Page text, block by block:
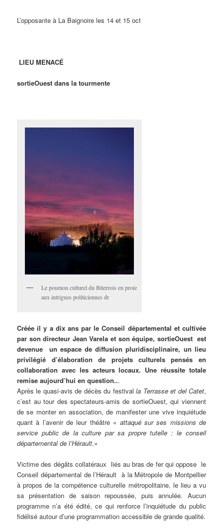
L’opposante à La Baignoire les 14 et 15 oct
LIEU MENACÉ
sortieOuest dans la tourmente
Le poumon culturel du Biterrois en proie
aux intrigues politiciennes dr
Créée il y a dix ans par le Conseil départemental et cultivée
par son directeur Jean Varela et son équipe, sortieOuest est
devenue un espace de diffusion pluridisciplinaire, un lieu
privilégié d’élaboration de projets culturels pensés en
collaboration avec les acteurs locaux. Une réussite totale
remise aujourd’hui en question...
Après le quasi-avis de décès du festivalla Terrasse et del Catet,
c’est au tour des spectateurs-amis de sortieOuest, qui viennent
de se monter en association, de manifester une vive inquiétude
quant à l’avenir de leur théâtre « attaqué sur ses missions de
service public de la culture par sa propre tutelle : le conseil
départemental de l’Hérault.»
Victime des dégâts collatéraux liés au bras de fer qui oppose le
Conseil départemental de l’Hérault à la Métropole de Montpellier
à propos de la compétence culturelle métropolitaine, le lieu a vu
sa présentation de saison repoussée, puis annulée. Aucun
programme n’a été édité, ce qui renforce l’inquiétude du public
fidélisé autour d’une programmation accessible de grande qualité.